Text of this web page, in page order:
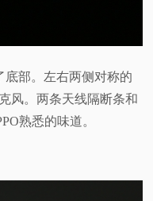
底部。左右两侧对称的
风。两条天线隔断条和
熟悉的味道。